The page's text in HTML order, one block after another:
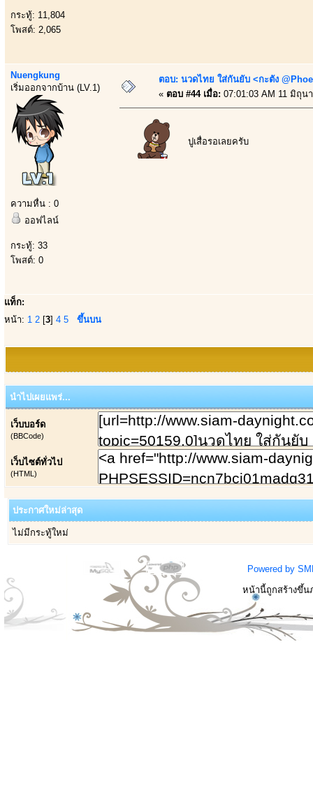
กระทู้: 11,804
โพสต์: 2,065
Nuengkung
เริ่มออกจากบ้าน (LV.1)
ความหื่น : 0
ออฟไลน์
กระทู้: 33
โพสต์: 0
ตอบ: นวดไทย ใส่กันยับ <กะตัง
« ตอบ #44 เมื่อ: 07:01:03 AM 11 มิถุน
ปูเสื่อรอเลยครับ
แท็ก:
หน้า: 1 2 [3] 4 5 ขึ้นบน
นำไปเผยแพร่...
เว็บบอร์ด
(BBCode)
เว็บไซต์ทั่วไป
(HTML)
ประกาศใหม่ล่าสุด
ไม่มีกระทู้ใหม่
Powered by
หน้านี้ถูกสร้างขึ้น